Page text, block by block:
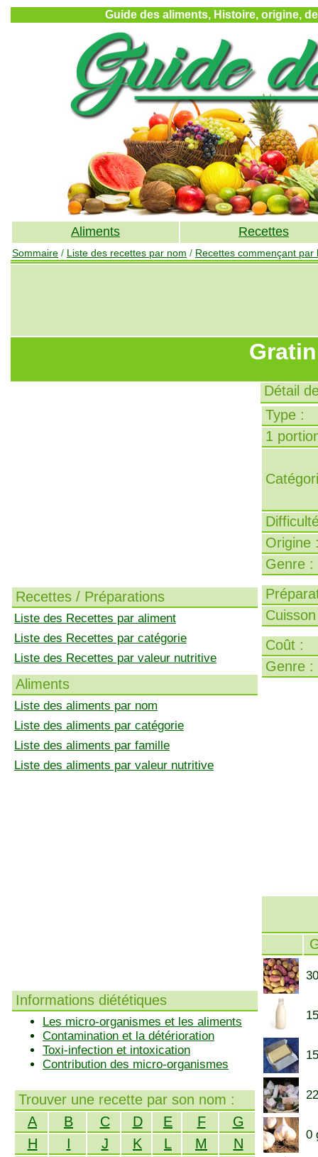
Guide des aliments, Histoire, origine,
Aliments Recettes
Sommaire / Liste des recettes par nom / Recettes commençant par
Recettes / Préparations
Liste des Recettes par aliment
Liste des Recettes par catégorie
Liste des Recettes par valeur nutritive
Aliments
Liste des aliments par nom
Liste des aliments par catégorie
Liste des aliments par famille
Liste des aliments par valeur nutritive
Informations diététiques
Les micro-organismes et les aliments
Contamination et la détérioration
Toxi-infection et intoxication
Contribution des micro-organismes
Trouver une recette par son nom :
A
B C D E F
G
H
I J K L M
N
Détail
Type :
1
Origine
Genre :
Coût :
Genre :
0